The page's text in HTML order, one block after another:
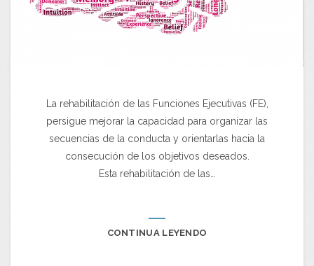
La rehabilitación de las Funciones Ejecutivas (FE),
persigue mejorar la capacidad para organizar las
secuencias de la conducta y orientarlas hacia la
consecución de los objetivos deseados.
Esta rehabilitación de las…
CONTINUA LEYENDO